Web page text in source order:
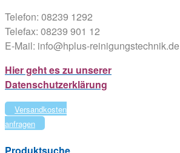
Telefon: 08239 1292
Telefax: 08239 901 12
E-Mail: info@hplus-reinigungstechnik.de
Hier geht es zu unserer
Datenschutzerklärung
Versandkosten
anfragen